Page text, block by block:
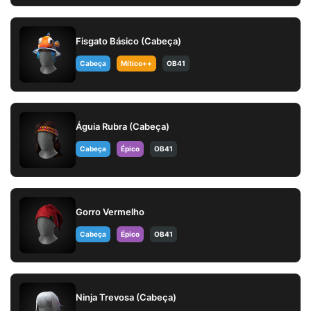
Fisgato Básico (Cabeça)
Cabeça Mítico++ OB41
Águia Rubra (Cabeça)
Cabeça Épico OB41
Gorro Vermelho
Cabeça Épico OB41
Ninja Trevosa (Cabeça)